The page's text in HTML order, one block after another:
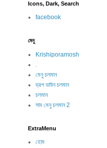
Icons, Dark, Search
facebook
মেনু
Krishiporamosh
.
মেনু চলমান
ড্রপ ডাউন চলমান
চলমান
সাব মেনু চলমান 2
ExtraMenu
হোম